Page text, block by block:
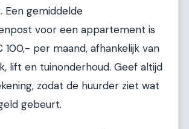
Een gemiddelde
voor een appartement is
per maand, afhankelijk van
lift en tuinonderhoud. Geef altijd
zodat de huurder ziet wat
gebeurt.